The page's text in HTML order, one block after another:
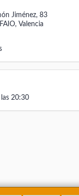
Jiménez, 83
, Valencia
20:30